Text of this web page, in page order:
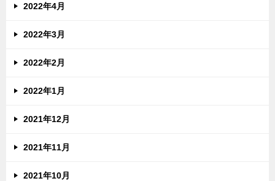
2022年4月
2022年3月
2022年2月
2022年1月
2021年12月
2021年11月
2021年10月